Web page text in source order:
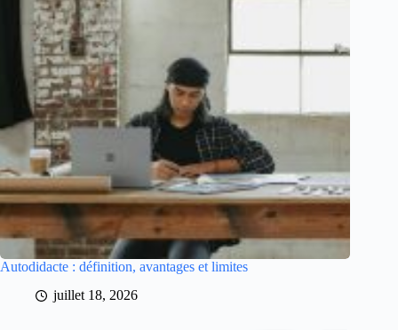
Autodidacte : définition, avantages et limites
juillet 18, 2026